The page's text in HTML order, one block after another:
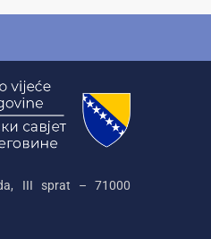
III sprat – 71000‌